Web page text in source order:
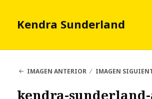
Kendra Sunderland
IMAGEN ANTERIOR
IMAGEN
kendra-